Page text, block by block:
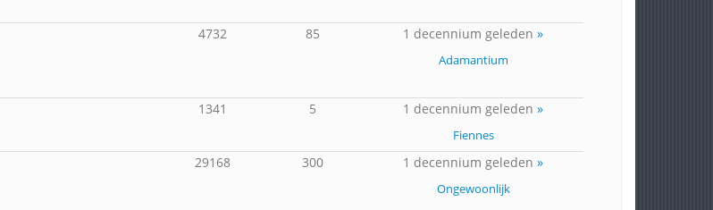
4732 85 1 decennium geleden»
Adamantium
1341 5 1 decennium geleden»
Fiennes
29168 300 1 decennium geleden»
Ongewoonlijk